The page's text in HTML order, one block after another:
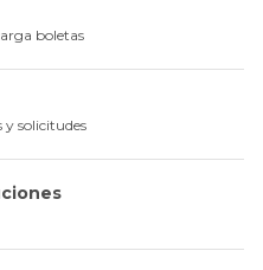
boletas
y solicitudes